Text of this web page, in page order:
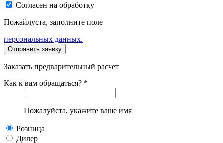
Согласен на обработку
Пожайлуста, заполните поле
персональных данных.
Заказать предварительный расчет
Как к вам обращаться? *
Пожалуйста, укажите ваше имя
Розница
Дилер